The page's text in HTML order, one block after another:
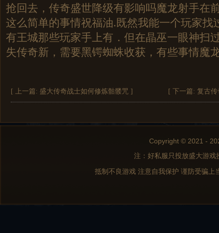
抢回去，传奇盛世降级有影响吗魔龙射手在
这么简单的事情祝福油.既然我能一个玩家找
有王城那些玩家手上有．但在晶巫一眼神扫
失传奇新，需要黑锷蜘蛛收获，有些事情魔
[ 上一篇: 盛大传奇战士如何修炼骷髅咒 ] [ 下一篇: 复古
Copyright © 2021 -
注：好私服只投放盛大游
抵制不良游戏 注意自我保护 谨防受骗